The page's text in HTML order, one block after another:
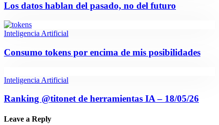
Los datos hablan del pasado, no del futuro
Inteligencia Artificial
Consumo tokens por encima de mis posibilidades
Inteligencia Artificial
Ranking @titonet de herramientas IA – 18/05/26
Leave a Reply